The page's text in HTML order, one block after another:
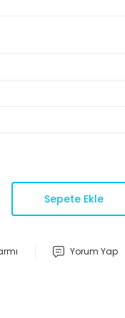
Sepete Ekle
Yorum Yap